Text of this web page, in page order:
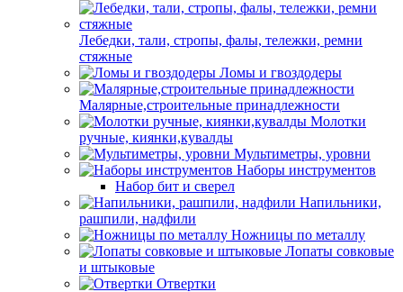
Лебедки, тали, стропы, фалы, тележки, ремни
стяжные
Ломы и гвоздодеры
Малярные,строительные принадлежности
Молотки
ручные, киянки,кувалды
Мультиметры, уровни
Наборы инструментов
Набор бит и сверел
Напильники,
рашпили, надфили
Ножницы по металлу
Лопаты совковые
и штыковые
Отвертки